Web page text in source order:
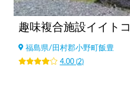
趣味複合施設イイトコ
福島県/ 田村郡小野町飯豊
4.00(2)